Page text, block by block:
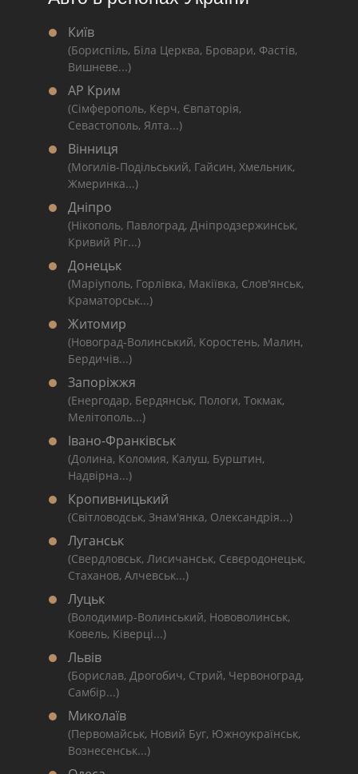
Київ
(Бориспіль, Біла Церква, Бровари, Фастів,
Вишневе...)
АР Крим
(Сімферополь, Керч, Євпаторія,
Севастополь, Ялта...)
Вінниця
(Могилів-Подільський, Гайсин, Хмельник,
Жмеринка...)
Дніпро
(Нікополь, Павлоград, Дніпродзержинськ,
Кривий Ріг...)
Донецьк
(Маріуполь, Горлівка, Макіївка, Слов'янськ,
Краматорськ...)
Житомир
(Новоград-Волинський, Коростень, Малин,
Бердичів...)
Запоріжжя
(Енергодар, Бердянськ, Пологи, Токмак,
Мелітополь...)
Івано-Франківськ
(Долина, Коломия, Калуш, Бурштин,
Надвірна...)
Кропивницький
(Світловодськ, Знам'янка, Олександрія...)
Луганськ
(Свердловськ, Лисичанськ, Сєвєродонецьк,
Стаханов, Алчевськ...)
Луцьк
(Володимир-Волинський, Нововолинськ,
Ковель, Ківерці...)
Львів
(Борислав, Дрогобич, Стрий, Червоноград,
Самбір...)
Миколаїв
(Первомайськ, Новий Буг, Южноукраїнськ,
Вознесенськ...)